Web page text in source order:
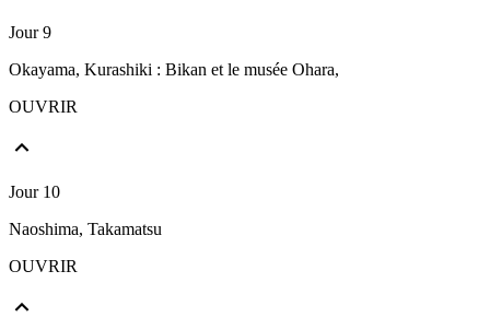
Jour 9
Okayama, Kurashiki : Bikan et le musée Ohara,
OUVRIR
Jour 10
Naoshima, Takamatsu
OUVRIR